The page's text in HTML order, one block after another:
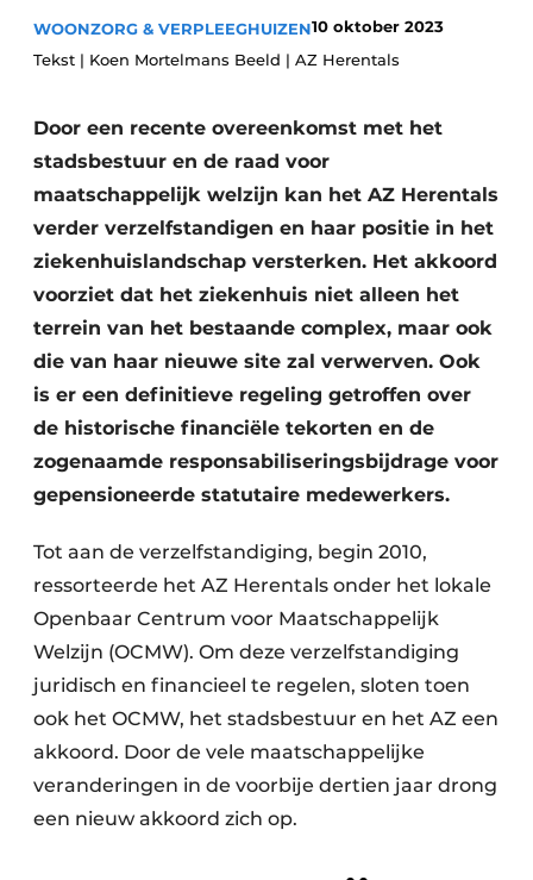
Privacy / Cookie statement
Vacatures
Video’s
Privéklinieken
Laboratoria
WOONZORG & VERPLEEGHUIZEN10 oktober 2023
Tekst | Koen Mortelmans Beeld | AZ Herentals
Door een recente overeenkomst met het
stadsbestuur en de raad voor
maatschappelijk welzijn kan het AZ Herentals
verder verzelfstandigen en haar positie in het
ziekenhuislandschap versterken. Het akkoord
voorziet dat het ziekenhuis niet alleen het
terrein van het bestaande complex, maar ook
die van haar nieuwe site zal verwerven. Ook
is er een definitieve regeling getroffen over
de historische financiële tekorten en de
zogenaamde responsabiliseringsbijdrage voor
gepensioneerde statutaire medewerkers.
Tot aan de verzelfstandiging, begin 2010,
ressorteerde het AZ Herentals onder het lokale
Openbaar Centrum voor Maatschappelijk
Welzijn (OCMW). Om deze verzelfstandiging
juridisch en financieel te regelen, sloten toen
ook het OCMW, het stadsbestuur en het AZ een
akkoord. Door de vele maatschappelijke
veranderingen in de voorbije dertien jaar drong
een nieuw akkoord zich op.